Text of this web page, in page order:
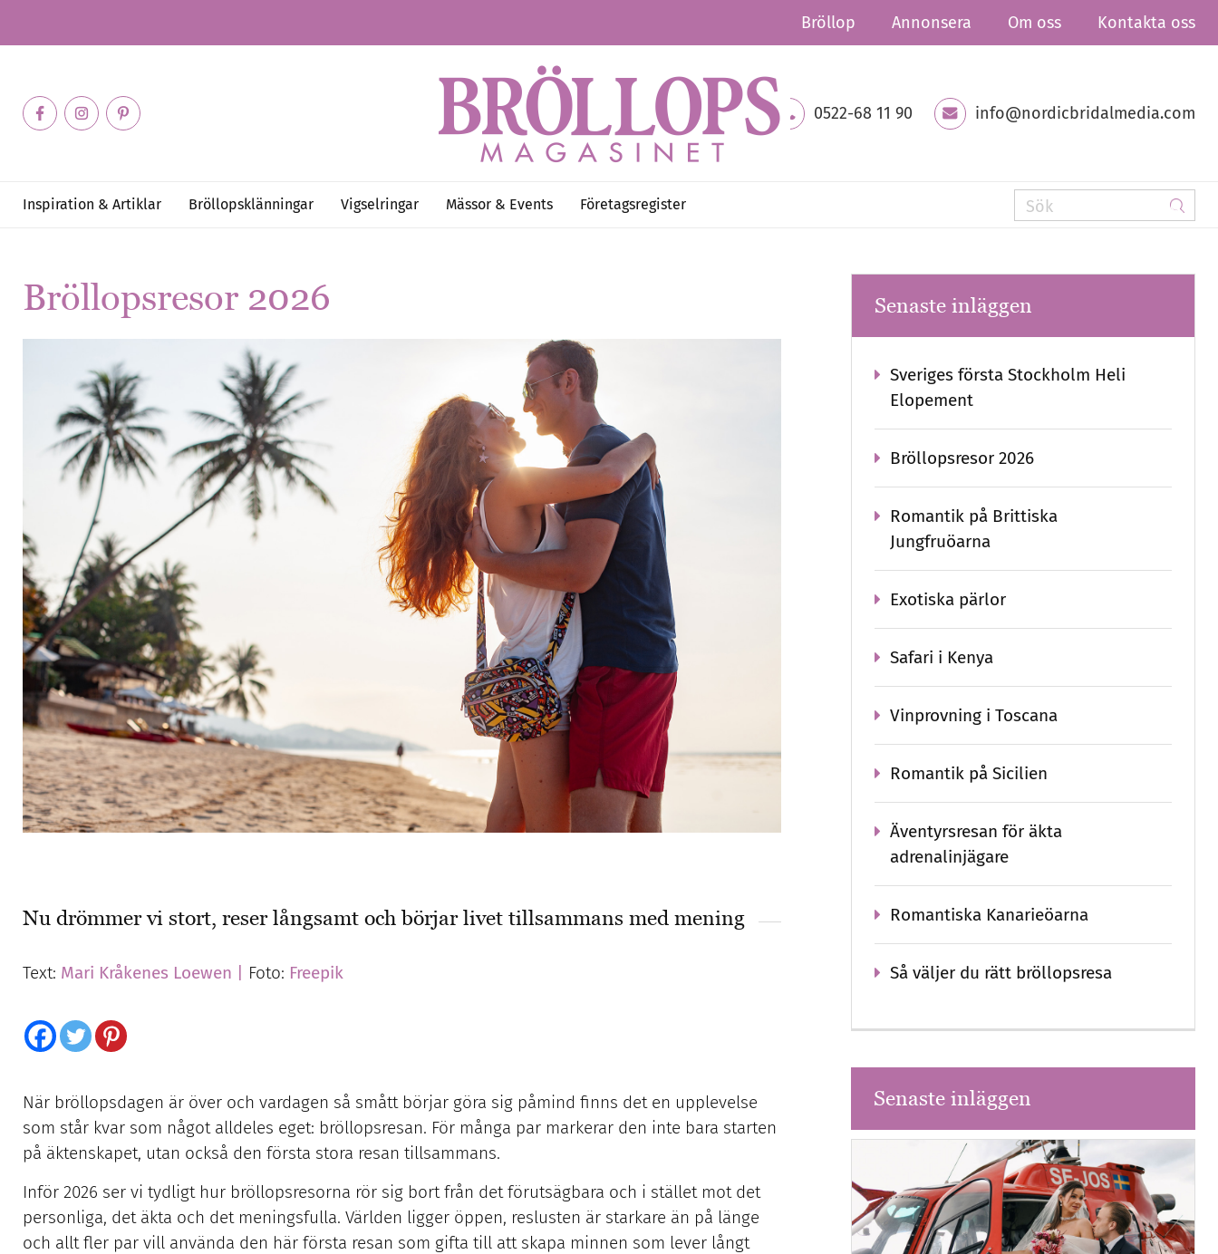
Bröllop Annonsera Om oss Kontakta oss
0522-68 11 90 info@nordicbridalmedia.com
Inspiration & Artiklar Bröllopsklänningar Vigselringar Mässor & Events Företagsregister
Bröllopsresor 2026
Nu drömmer vi stort, reser långsamt och börjar livet tillsammans med mening
Text: Mari Kråkenes Loewen | Foto: Freepik
När bröllopsdagen är över och vardagen så smått börjar göra sig påmind finns det en upplevelse
som står kvar som något alldeles eget: bröllopsresan. För många par markerar den inte bara starten
på äktenskapet, utan också den första stora resan tillsammans.
Inför 2026 ser vi tydligt hur bröllopsresorna rör sig bort från det förutsägbara och i stället mot det
personliga, det äkta och det meningsfulla. Världen ligger öppen, reslusten är starkare än på länge
och allt fler par vill använda den här första resan som gifta till att skapa minnen som lever långt
Senaste inläggen
Sveriges första Stockholm Heli
Elopement
Bröllopsresor 2026
Romantik på Brittiska
Jungfruöarna
Exotiska pärlor
Safari i Kenya
Vinprovning i Toscana
Romantik på Sicilien
Äventyrsresan för äkta
adrenalinjägare
Romantiska Kanarieöarna
Så väljer du rätt bröllopsresa
Senaste inläggen